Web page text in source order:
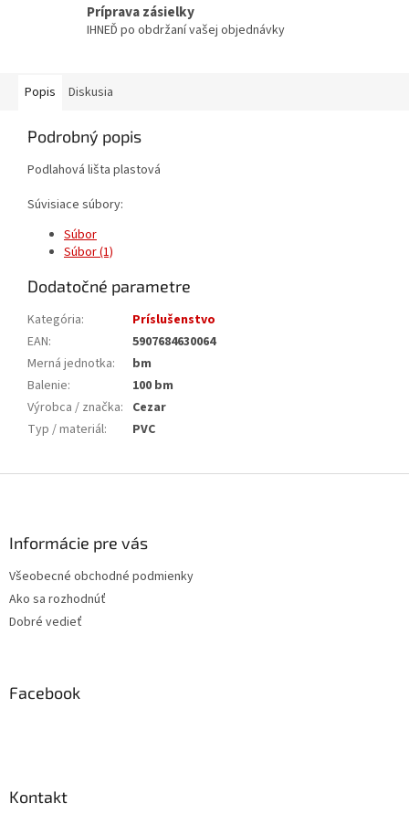
Príprava zásielky
IHNEĎ po obdržaní vašej objednávky
Popis Diskusia
Podrobný popis
Podlahová lišta plastová
Súvisiace súbory:
Súbor
Súbor (1)
Dodatočné parametre
Kategória:
Príslušenstvo
EAN:
5907684630064
Merná jednotka:
bm
Balenie:
100 bm
Výrobca / značka: Cezar
Typ / materiál: PVC
Informácie pre vás
Všeobecné obchodné podmienky
Ako sa rozhodnúť
Dobré vedieť
Facebook
Kontakt